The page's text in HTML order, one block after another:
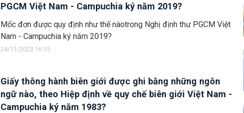
PGCM Việt Nam - Campuchia ký năm 2019?
Mốc đơn được quy định như thế nàotrong Nghị định thư PGCM Việt
Nam - Campuchia ký năm 2019?
24/11/2023 16:35
Giấy thông hành biên giới được ghi bằng những ngôn
ngữ nào, theo Hiệp định về quy chế biên giới Việt Nam -
Campuchia ký năm 1983?